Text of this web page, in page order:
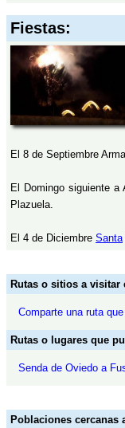
Fiestas:
El 8 de Septiembre
El Domingo siguiente a
Plazuela.
El 4 de Diciembre Santa
Rutas o sitios a visitar
Comparte una ruta
Rutas o lugares que
Senda de Oviedo a
Poblaciones cercanas